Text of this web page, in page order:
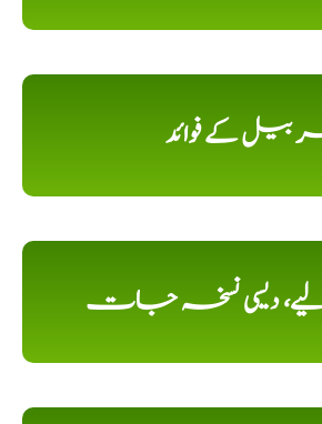
بیل کے فوائد
لیے، دیسی نسخہ جات